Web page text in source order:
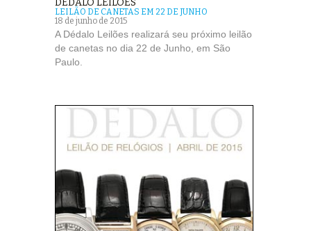
DÉDALO LEILÕES
LEILÃO DE CANETAS EM 22 DE JUNHO
18 de junho de 2015
A Dédalo Leilões realizará seu próximo leilão
de canetas no dia 22 de Junho, em São
Paulo.